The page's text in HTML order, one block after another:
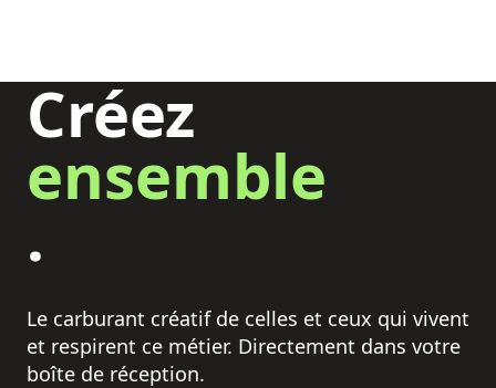
Créez
ensemble
.
Le carburant créatif de celles et ceux qui vivent
et respirent ce métier. Directement dans votre
boîte de réception.